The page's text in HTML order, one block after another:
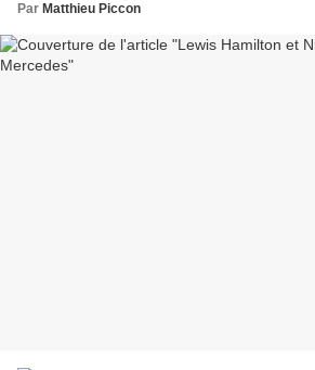
Par Matthieu Piccon